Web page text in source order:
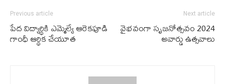
Previous article
పేద విద్యార్థికి ఎమ్మెల్యే ఆరెకపూడి
గాంధీ ఆర్థిక చేయూత
Next article
వైభవంగా సృజనోత్సవం 2024
అవార్డు ఉత్సవాలు